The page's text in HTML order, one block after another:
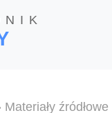
Materiały źródłowe